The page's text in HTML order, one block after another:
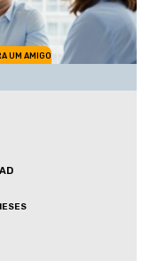
UM AMIGO